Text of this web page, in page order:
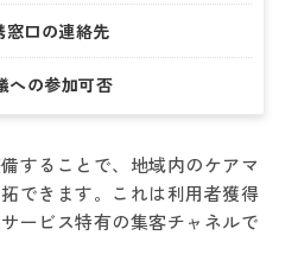
窓口の連絡先
への参加可否
することで、地域内のケアマ
できます。これは利用者獲得
ービス特有の集客チャネルで